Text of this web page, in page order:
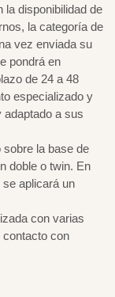
la disponibilidad de
la categoría de
vez enviada su
pondrá en
de 24 a 48
especializado y
adaptado a sus
sobre la base de
doble o twin. En
aplicará un
con varias
contacto con